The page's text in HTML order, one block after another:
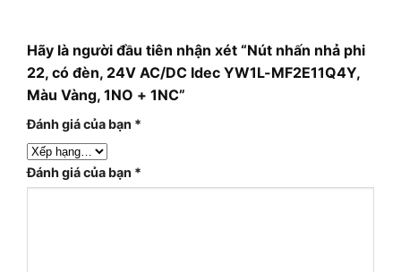
Hãy là người đầu tiên nhận xét “Nút nhấn nhả phi
22, có đèn, 24V AC/DC Idec YW1L-MF2E11Q4Y,
Màu Vàng, 1NO + 1NC”
Đánh giá của bạn *
Đánh giá của bạn *